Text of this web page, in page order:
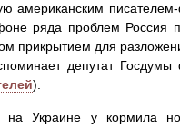
американским
ряда проблем Россия
прикрытием для
депутат
).
на Украине у кормила